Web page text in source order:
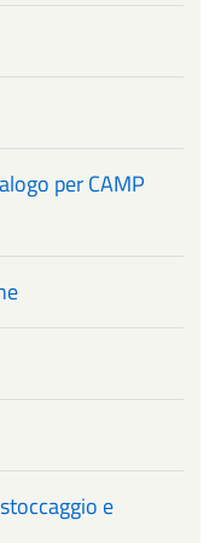
per CAMP
e